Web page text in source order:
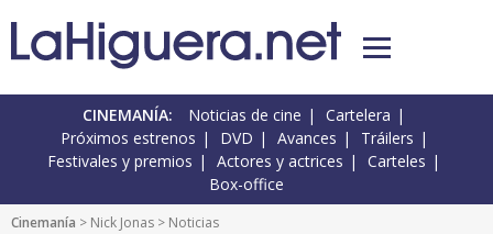
CINEMANÍA: Noticias de cine
Cartelera
Próximos estrenos
DVD Avances
Tráilers
Festivales y premios
Actores y actrices
Carteles
Box-office
Cinemanía > Nick Jonas > Noticias